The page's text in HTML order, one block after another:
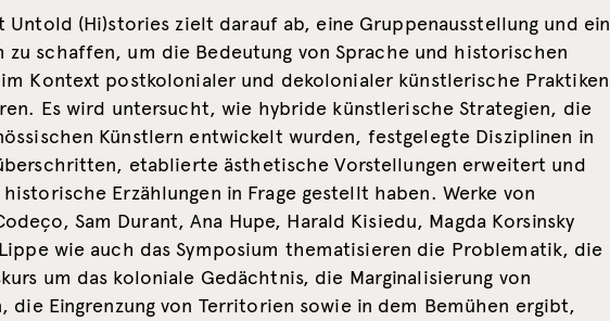
Untold (Hi)stories zielt darauf ab, eine Gruppenausstellung und ein
zu schaffen, um die Bedeutung von Sprache und historischen
Kontext postkolonialer und dekolonialer künstlerische Praktiken
Es wird untersucht, wie hybride künstlerische Strategien, die
Künstlern entwickelt wurden, festgelegte Disziplinen in
etablierte ästhetische Vorstellungen erweitert und
Erzählungen in Frage gestellt haben. Werke von
Sam Durant, Ana Hupe, Harald Kisiedu, Magda Korsinsky
wie auch das Symposium thematisieren die Problematik, die
um das koloniale Gedächtnis, die Marginalisierung von
die Eingrenzung von Territorien sowie in dem Bemühen ergibt,